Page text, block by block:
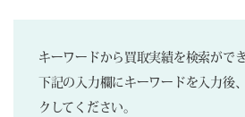
キーワードから買取実績を検索ができ
下記の入力欄にキーワードを入力後
クしてください。